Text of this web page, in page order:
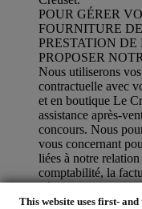
This website uses first-
POUR GÉRER
FOURNITURE
PRESTATION DE
PROPOSER
Nous utiliserons
contractuelle avec
et en boutique Le
assistance après-
concours. Nous
vous concernant
liées à notre
comptabilité, la
vérification des
la sécurité, la